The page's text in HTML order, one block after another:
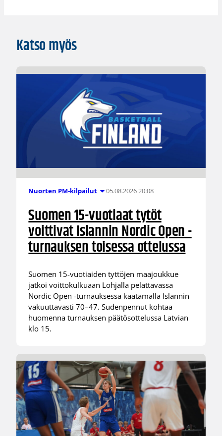
Katso myös
Nuorten PM-kilpailut 05.08.2026 20:08
Suomen 15-vuotiaat tytöt
voittivat Islannin Nordic Open -
turnauksen toisessa ottelussa
Suomen 15-vuotiaiden tyttöjen maajoukkue
jatkoi voittokulkuaan Lohjalla pelattavassa
Nordic Open -turnauksessa kaatamalla Islannin
vakuuttavasti 70–47. Sudenpennut kohtaa
huomenna turnauksen päätösottelussa Latvian
klo 15.